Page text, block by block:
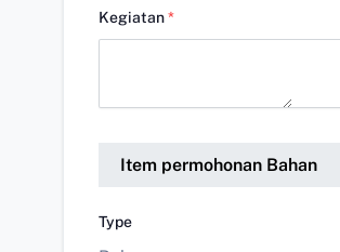
Kegiatan*
Item permohonan Bahan
Type